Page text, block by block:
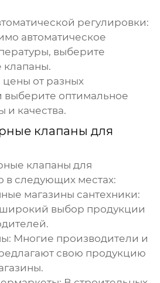
регулировки:
автоматическое
выберите
клапаны.
цены от разных
выберите оптимальное
и качества.
клапаны для
клапаны для
в следующих местах:
магазины сантехники:
выбор продукции
.
Многие производители и
свою продукцию